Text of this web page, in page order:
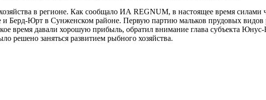
в регионе. Как сообщало ИА REGNUM, в настоящее время силами
Берд-Юрт в Сунженском районе. Первую партию мальков прудовых видов
время давали хорошую прибыль, обратил внимание глава субъекта
решено заняться развитием рыбного хозяйства.